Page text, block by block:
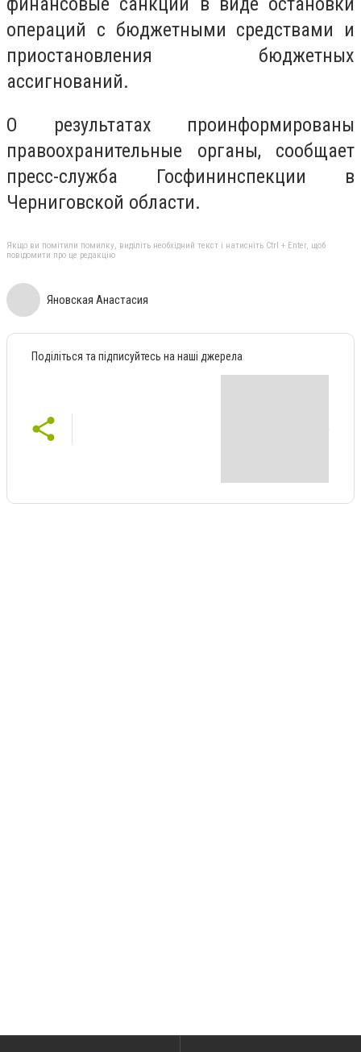
операций с бюджетными средствами и
приостановления бюджетных
ассигнований.
О результатах проинформированы
правоохранительные органы, сообщает
пресс-служба Госфининспекции в
Черниговской области.
Якщо ви помітили помилку, виділіть необхідний текст і натисніть Ctrl + Enter, щоб
повідомити про це редакцію
Яновская Анастасия
Поділіться та підписуйтесь на наші джерела